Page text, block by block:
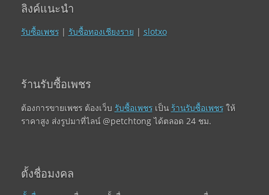
ลิงค์แนะนำ
รับซื้อเพชร| รับซื้อทองเชียงราย | slotxo
ร้านรับซื้อเพชร
ต้องการขายเพชร ต้องเว็บ รับซื้อเพชรเป็น ร้านรับซื้อเพชรให้
ราคาสูง ส่งรูปมาที่ไลน์ @petchtong ได้ตลอด 24 ชม.
ตั้งชื่อมงคล